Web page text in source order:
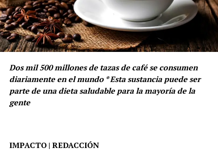
Dos mil 500 millones de tazas de café se consumen
diariamente en el mundo * Esta sustancia puede ser
parte de una dieta saludable para la mayoría de la
gente
IMPACTO | REDACCIÓN